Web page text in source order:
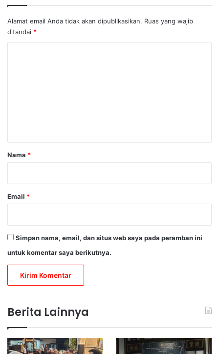
Alamat email Anda tidak akan dipublikasikan. Ruas yang wajib
ditandai *
r
Nama *
Email *
Simpan nama, email, dan situs web saya pada peramban ini
untuk komentar saya berikutnya.
Berita Lainnya